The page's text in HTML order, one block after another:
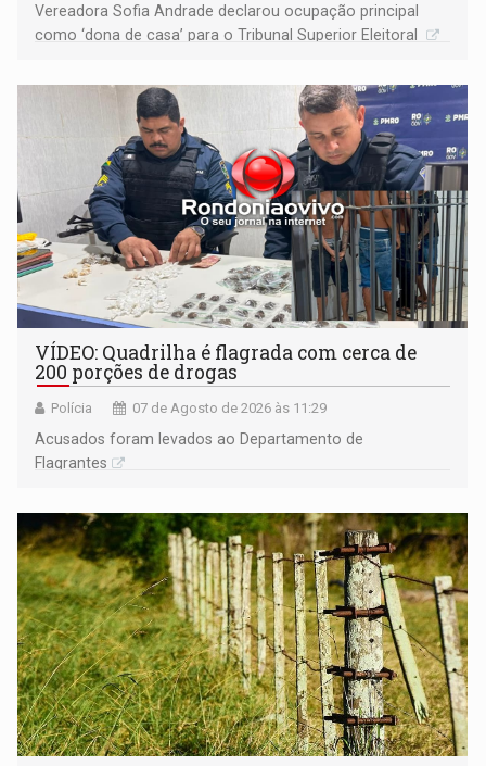
Vereadora Sofia Andrade declarou ocupação principal
como ‘dona de casa’ para o Tribunal Superior Eleitoral
VÍDEO: Quadrilha é flagrada com cerca de
200 porções de drogas
Polícia 07 de Agosto de 2026 às 11:29
Acusados foram levados ao Departamento de
Flagrantes